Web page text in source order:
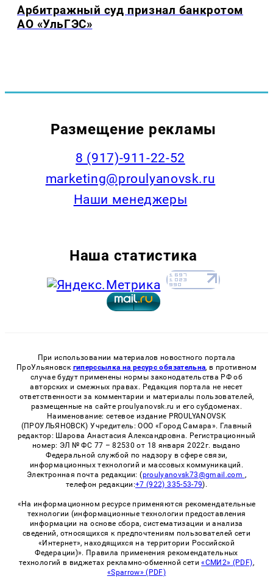
Арбитражный суд признал банкротом
АО «УльГЭС»
Размещение рекламы
8 (917)-911-22-52
marketing@proulyanovsk.ru
Наши менеджеры
Наша статистика
При использовании материалов новостного портала
ПроУльяновск гиперссылка на ресурс обязательна, в противном
случае будут применены нормы законодательства РФ об
авторских и смежных правах. Редакция портала не несет
ответственности за комментарии и материалы пользователей,
размещенные на сайте proulyanovsk.ru и его субдоменах.
Наименование: сетевое издание PROULYANOVSK
(ПРОУЛЬЯНОВСК) Учредитель: ООО «Город Самара». Главный
редактор: Шарова Анастасия Александровна. Регистрационный
номер: ЭЛ № ФС 77 – 82530 от 18 января 2022г. выдано
Федеральной службой по надзору в сфере связи,
информационных технологий и массовых коммуникаций.
Электронная почта редакции: (proulyanovsk73@gmail.com ,
телефон редакции:+7 (922) 335-53-79).
«На информационном ресурсе применяются рекомендательные
технологии (информационные технологии предоставления
информации на основе сбора, систематизации и анализа
сведений, относящихся к предпочтениям пользователей сети
«Интернет», находящихся на территории Российской
Федерации)». Правила применения рекомендательных
технологий в виджетах рекламно-обменной сети«СМИ2» (PDF),
«Sparrow» (PDF)